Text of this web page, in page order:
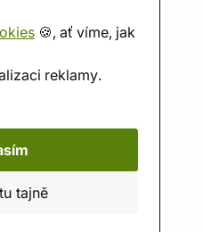
🍪, ať víme, jak
reklamy.
tajně